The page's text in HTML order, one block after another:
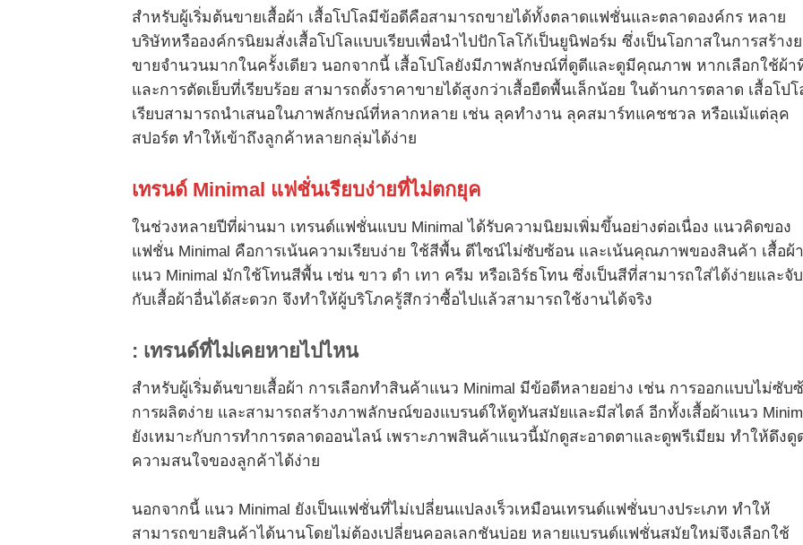
สำหรับผู้เริ่มต้นขายเสื้อผ้า เสื้อโปโลมีข้อดีคือสามารถขายได้ทั้งตลาดแฟชั่นและตลาดองค์กร หลาย
บริษัทหรือองค์กรนิยมสั่งเสื้อโปโลแบบเรียบเพื่อนำไปปักโลโก้เป็นยูนิฟอร์ม ซึ่งเป็นโอกาสในการสร้าง
ขายจำนวนมากในครั้งเดียว นอกจากนี้ เสื้อโปโลยังมีภาพลักษณ์ที่ดูดีและดูมีคุณภาพ หากเลือกใช้ผ้า
และการตัดเย็บที่เรียบร้อย สามารถตั้งราคาขายได้สูงกว่าเสื้อยืดพื้นเล็กน้อย ในด้านการตลาด เสื้อโปโ
เรียบสามารถนำเสนอในภาพลักษณ์ที่หลากหลาย เช่น ลุคทำงาน ลุคสมาร์ทแคชชวล หรือแม้แต่ลุค
สปอร์ต ทำให้เข้าถึงลูกค้าหลายกลุ่มได้ง่าย
เทรนด์ Minimal แฟชั่นเรียบง่ายที่ไม่ตกยุค
ในช่วงหลายปีที่ผ่านมา เทรนด์แฟชั่นแบบ Minimal ได้รับความนิยมเพิ่มขึ้นอย่างต่อเนื่อง แนวคิดของ
แฟชั่น Minimal คือการเน้นความเรียบง่าย ใช้สีพื้น ดีไซน์ไม่ซับซ้อน และเน้นคุณภาพของสินค้า เสื้อผ้า
แนว Minimal มักใช้โทนสีพื้น เช่น ขาว ดำ เทา ครีม หรือเอิร์ธโทน ซึ่งเป็นสีที่สามารถใส่ได้ง่ายและจั
กับเสื้อผ้าอื่นได้สะดวก จึงทำให้ผู้บริโภครู้สึกว่าซื้อไปแล้วสามารถใช้งานได้จริง
: เทรนด์ที่ไม่เคยหายไปไหน
สำหรับผู้เริ่มต้นขายเสื้อผ้า การเลือกทำสินค้าแนว Minimal มีข้อดีหลายอย่าง เช่น การออกแบบไม่ซับ
การผลิตง่าย และสามารถสร้างภาพลักษณ์ของแบรนด์ให้ดูทันสมัยและมีสไตล์ อีกทั้งเสื้อผ้าแนว
ยังเหมาะกับการทำการตลาดออนไลน์ เพราะภาพสินค้าแนวนี้มักดูสะอาดตาและดูพรีเมียม ทำให้ดึงดู
ความสนใจของลูกค้าได้ง่าย
นอกจากนี้ แนว Minimal ยังเป็นแฟชั่นที่ไม่เปลี่ยนแปลงเร็วเหมือนเทรนด์แฟชั่นบางประเภท ทำให้
สามารถขายสินค้าได้นานโดยไม่ต้องเปลี่ยนคอลเลกชันบ่อย หลายแบรนด์แฟชั่นสมัยใหม่จึงเลือกใช้